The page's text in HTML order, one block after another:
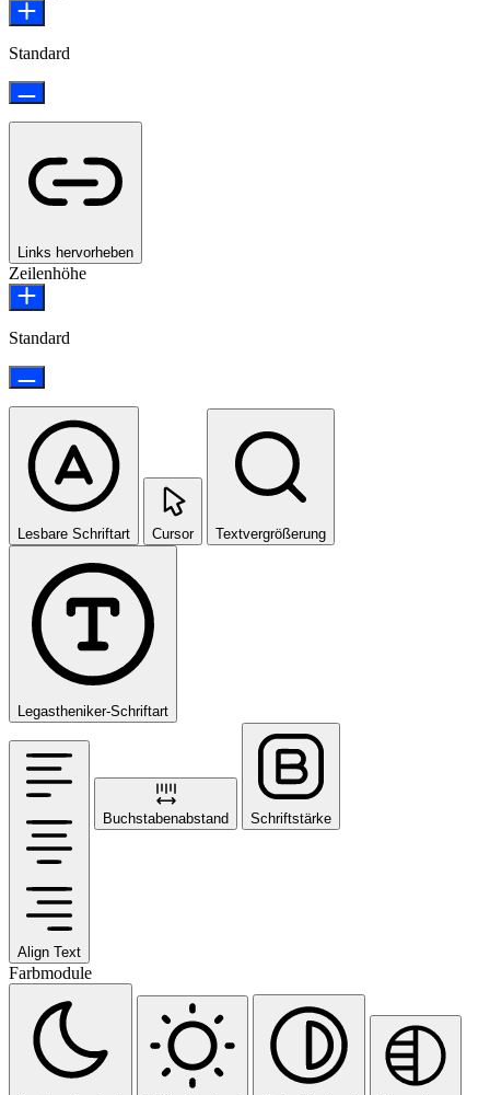
Standard
Links hervorheben
Zeilenhöhe
Standard
Lesbare Schriftart Cursor Textvergrößerung
Legastheniker-Schriftart
Align Text
Buchstabenabstand Schriftstärke
Farbmodule